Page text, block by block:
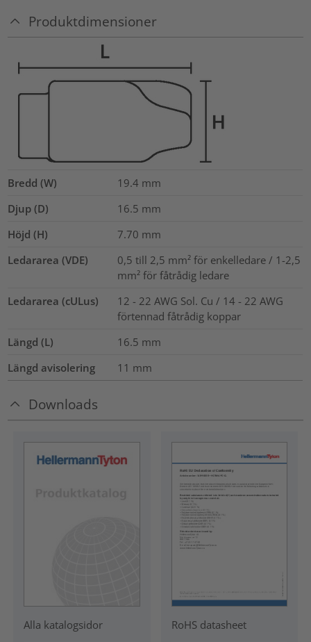
Produktdimensioner
Bredd (W) 19.4 mm
Djup (D)
16.5 mm
Höjd (H)
7.70 mm
Ledararea (VDE)
0,5 till 2,5 mm² för enkelledare / 1-2,5
mm² för fåtrådig ledare
Ledararea (cULus)
12 - 22 AWG Sol. Cu / 14 - 22 AWG
förtennad fåtrådig koppar
Längd (L)
16.5 mm
Längd avisolering
11 mm
Downloads
Alla katalogsidor RoHS datasheet